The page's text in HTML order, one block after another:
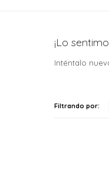
¡Lo
Inténtalo
Filtrando por: